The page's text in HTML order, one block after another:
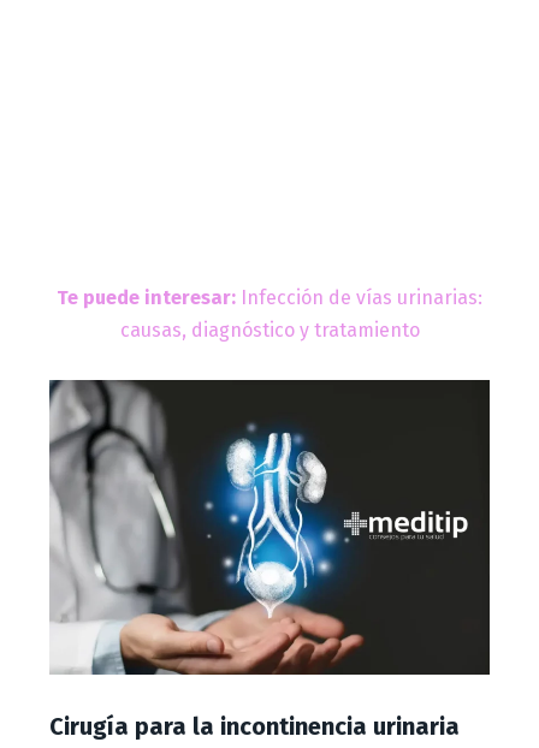
Te puede interesar: Infección de vías urinarias:
causas, diagnóstico y tratamiento
Cirugía para la incontinencia urinaria